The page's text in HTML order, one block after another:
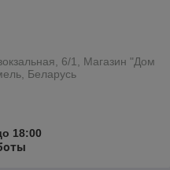
6/1, Магазин "Дом
Беларусь
18:00